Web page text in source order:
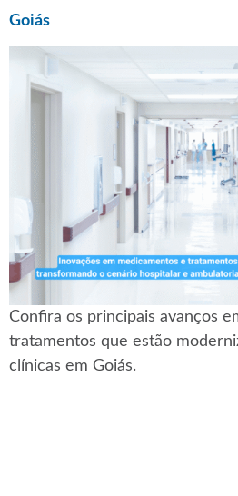
Goiás
Confira os principais avanços
tratamentos que estão
clínicas em Goiás.